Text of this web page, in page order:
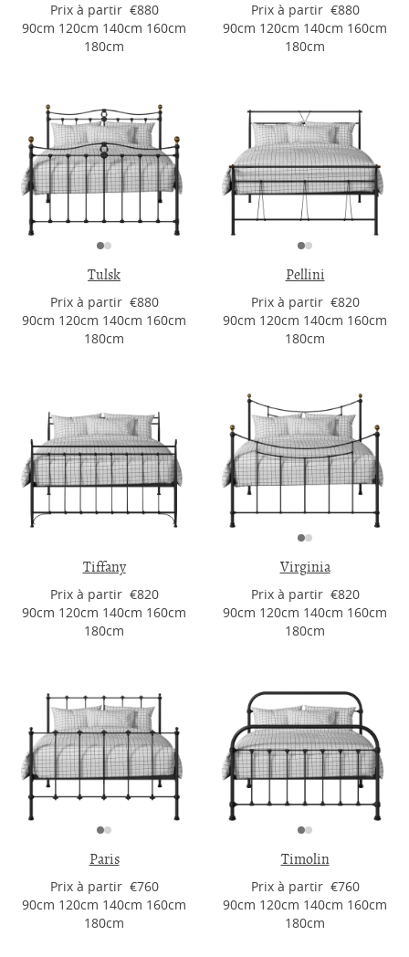
Prix ​​à partir €880
90cm 120cm 140cm 160cm
180cm
Prix ​​à partir €880
90cm 120cm 140cm 160cm
180cm
Tulsk
Prix ​​à partir €880
90cm 120cm 140cm 160cm
180cm
Pellini
Prix ​​à partir €820
90cm 120cm 140cm 160cm
180cm
Tiffany
Prix ​​à partir €820
90cm 120cm 140cm 160cm
180cm
Virginia
Prix ​​à partir €820
90cm 120cm 140cm 160cm
180cm
Paris
Prix ​​à partir €760
90cm 120cm 140cm 160cm
180cm
Timolin
Prix ​​à partir €760
90cm 120cm 140cm 160cm
180cm